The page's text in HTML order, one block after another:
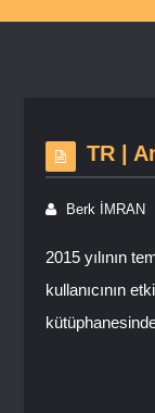
TR |
Berk İMRAN
2015 yılının
kullanıcının